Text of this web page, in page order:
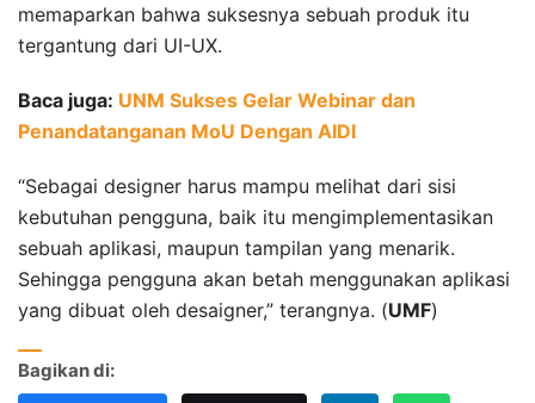
memaparkan bahwa suksesnya sebuah produk itu
tergantung dari UI-UX.
Baca juga: UNM Sukses Gelar Webinar dan
Penandatanganan MoU Dengan AIDI
“Sebagai designer harus mampu melihat dari sisi
kebutuhan pengguna, baik itu mengimplementasikan
sebuah aplikasi, maupun tampilan yang menarik.
Sehingga pengguna akan betah menggunakan aplikasi
yang dibuat oleh desaigner,” terangnya. (UMF)
Bagikan di: